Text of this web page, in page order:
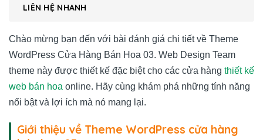
LIÊN HỆ NHANH
Chào mừng bạn đến với bài đánh giá chi tiết về Theme
WordPress Cửa Hàng Bán Hoa 03. Web Design Team
theme này được thiết kế đặc biệt cho các cửa hàng thiết kế
web bán hoa online. Hãy cùng khám phá những tính năng
nổi bật và lợi ích mà nó mang lại.
Giới thiệu về Theme WordPress cửa hàng